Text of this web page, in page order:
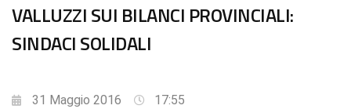
VALLUZZI SUI BILANCI PROVINCIALI:
SINDACI SOLIDALI
31 Maggio 2016 17:55